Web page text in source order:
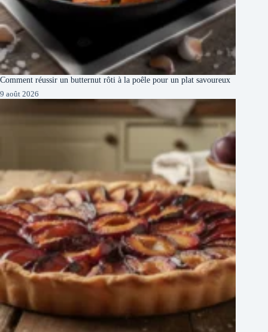
Comment réussir un butternut rôti à la poêle pour un plat savoureux
9 août 2026